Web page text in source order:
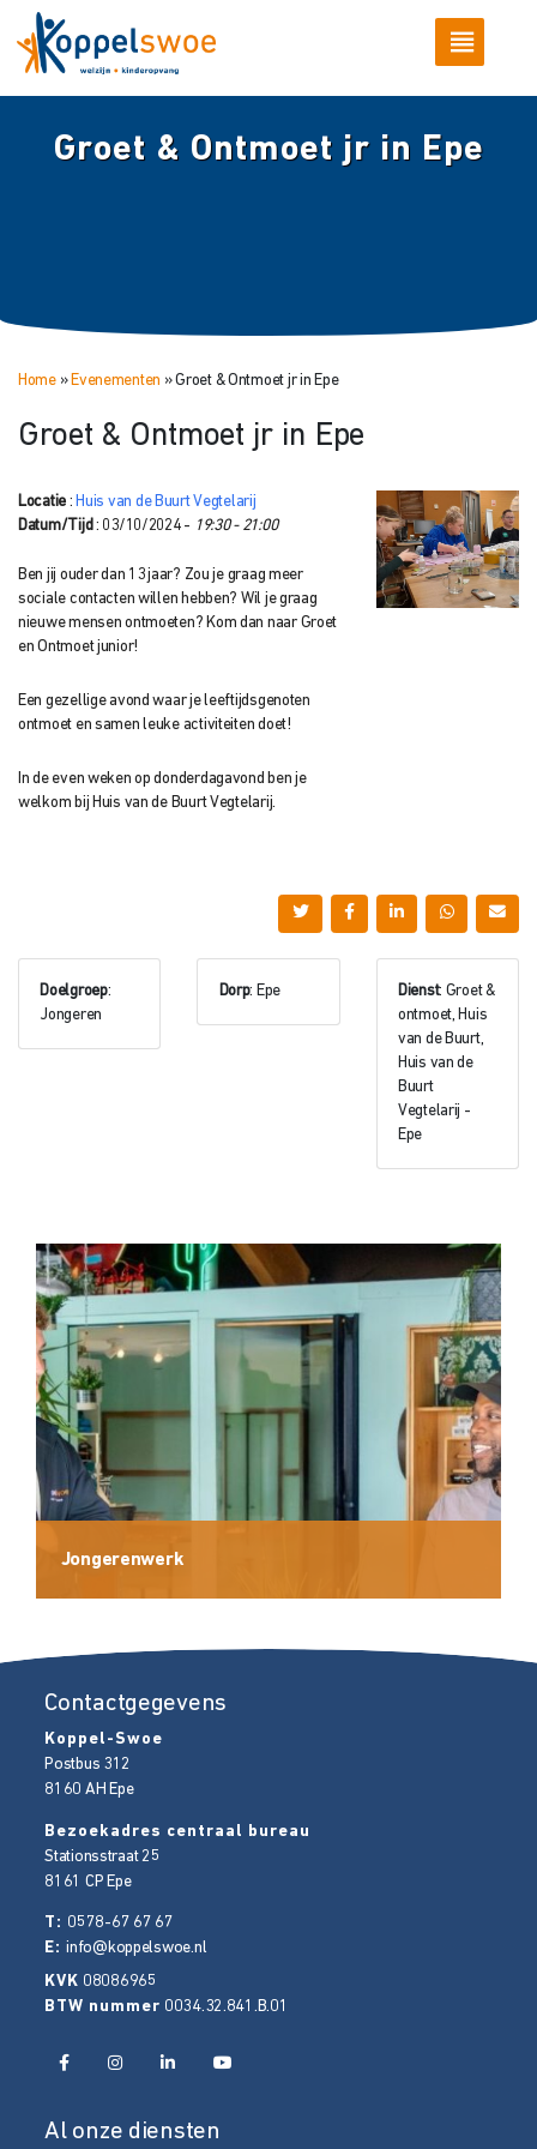
Groet & Ontmoet jr in Epe
Home» Evenementen »Groet & Ontmoet jr in Epe
Groet & Ontmoet jr in Epe
Locatie : Huis van de Buurt Vegtelarij
Datum/Tijd : 03/10/2024 - 19:30 - 21:00
Ben jij ouder dan 13 jaar? Zou je graag meer
sociale contacten willen hebben? Wil je graag
nieuwe mensen ontmoeten? Kom dan naar Groet
en Ontmoet junior!
Een gezellige avond waar je leeftijdsgenoten
ontmoet en samen leuke activiteiten doet!
In de even weken op donderdagavond ben je
welkom bij Huis van de Buurt Vegtelarij.
Doelgroep:
Jongeren
Dorp: Epe Dienst: Groet &
ontmoet, Huis
van de Buurt,
Huis van de
Buurt
Vegtelarij -
Epe
Jongerenwerk
Contactgegevens
Koppel-Swoe
Postbus 312
8160 AH Epe
Bezoekadres centraal bureau
Stationsstraat 25
8161 CP Epe
T: 0578-67 67 67
E:info@koppelswoe.nl
KVK 08086965
BTW nummer 0034.32.841.B.01
Al onze diensten